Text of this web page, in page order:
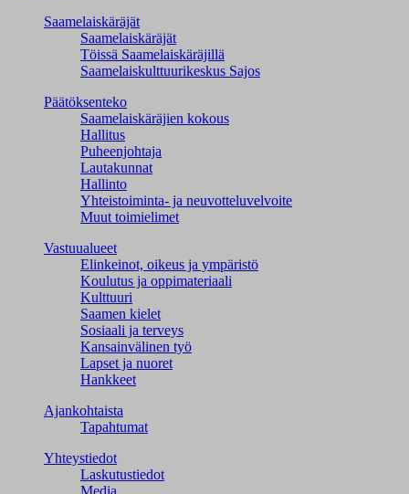
Saamelaiskäräjät
Saamelaiskäräjät
Töissä Saamelaiskäräjillä
Saamelaiskulttuuri­keskus Sajos
Päätöksenteko
Saamelaiskäräjien kokous
Hallitus
Puheenjohtaja
Lautakunnat
Hallinto
Yhteistoiminta- ja neuvotteluvelvoite
Muut toimielimet
Vastuualueet
Elinkeinot, oikeus ja ympäristö
Koulutus ja oppimateriaali
Kulttuuri
Saamen kielet
Sosiaali ja terveys
Kansainvälinen työ
Lapset ja nuoret
Hankkeet
Ajankohtaista
Tapahtumat
Yhteystiedot
Laskutustiedot